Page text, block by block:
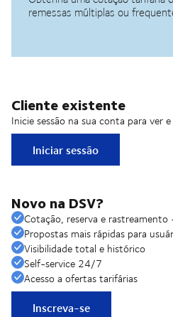
Cliente existente
Inicie sessão na sua conta para ver
Iniciar sessão
Novo na DSV?
Cotação, reserva e
Propostas mais rápidas para
Visibilidade total e histórico
Self-service 24/7
Acesso a ofertas tarifárias
Inscreva-se